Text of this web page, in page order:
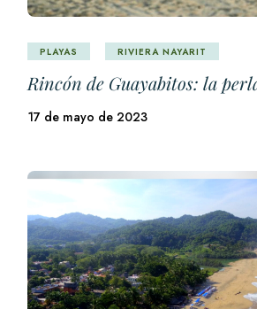
PLAYAS RIVIERA NAYARIT
Rincón de Guayabitos: la
17 de mayo de 2023